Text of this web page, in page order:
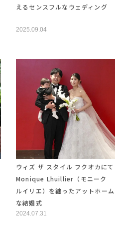
えるセンスフルなウェディング
2025.09.04
ウィズ ザ スタイル フクオカにて
Monique Lhuillier（モニーク
ルイリエ）を纏ったアットホーム
な結婚式
2024.07.31